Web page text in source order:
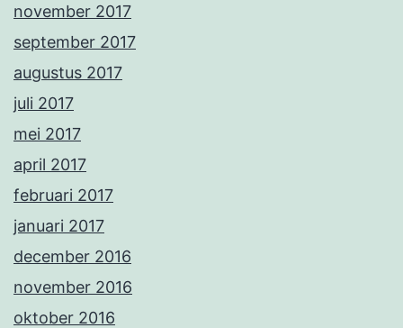
november 2017
september 2017
augustus 2017
juli 2017
mei 2017
april 2017
februari 2017
januari 2017
december 2016
november 2016
oktober 2016